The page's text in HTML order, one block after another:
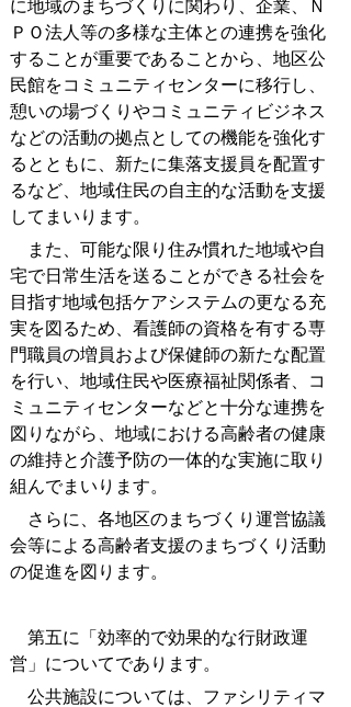
に地域のまちづくりに関わり、企業、Ｎ
ＰＯ法人等の多様な主体との連携を強化
することが重要であることから、地区公
民館をコミュニティセンターに移行し、
憩いの場づくりやコミュニティビジネス
などの活動の拠点としての機能を強化す
るとともに、新たに集落支援員を配置す
るなど、地域住民の自主的な活動を支援
してまいります。
また、可能な限り住み慣れた地域や自
宅で日常生活を送ることができる社会を
目指す地域包括ケアシステムの更なる充
実を図るため、看護師の資格を有する専
門職員の増員および保健師の新たな配置
を行い、地域住民や医療福祉関係者、コ
ミュニティセンターなどと十分な連携を
図りながら、地域における高齢者の健康
の維持と介護予防の一体的な実施に取り
組んでまいります。
さらに、各地区のまちづくり運営協議
会等による高齢者支援のまちづくり活動
の促進を図ります。
第五に「効率的で効果的な行財政運
営」についてであります。
公共施設については、ファシリティマ